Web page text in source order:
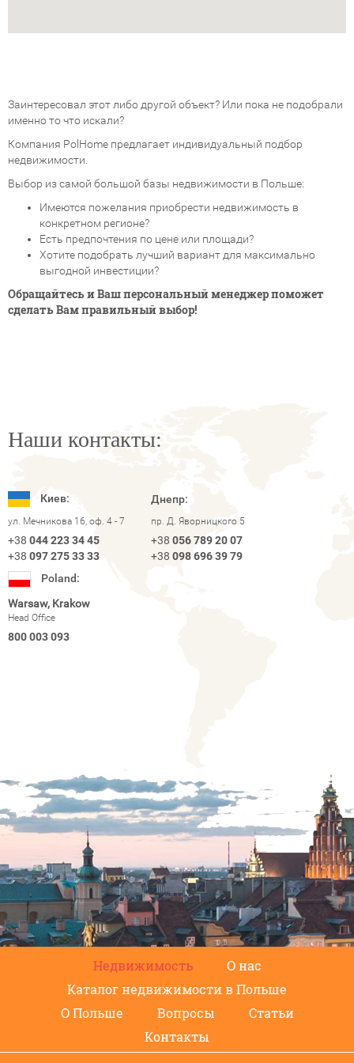
Заинтересовал этот либо другой объект? Или пока не подобрали
именно то что искали?
Компания PolHome предлагает индивидуальный подбор
недвижимости.
Выбор из самой большой базы недвижимости в Польше:
Имеются пожелания приобрести недвижимость в
конкретном регионе?
Есть предпочтения по цене или площади?
Хотите подобрать лучший вариант для максимально
выгодной инвестиции?
Обращайтесь и Ваш персональный менеджер поможет
сделать Вам правильный выбор!
Наши контакты:
Киев:
ул. Мечникова 16, оф. 4 - 7
+38 044 223 34 45
+38 097 275 33 33
Днепр:
пр. Д. Яворницкого 5
+38 056 789 20 07
+38 098 696 39 79
Poland:
Warsaw, Krakow
Head Office
800 003 093
Недвижимость
О нас
Каталог недвижимости в Польше
О Польше
Вопросы
Статьи
Контакты